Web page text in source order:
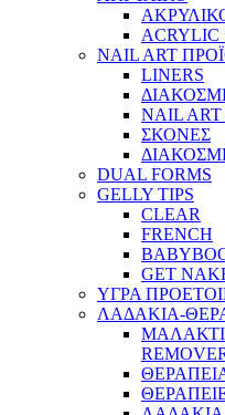
ACRYLIC
NAIL ART
LINERS
NAIL ART
ΣΚΟΝΕΣ
DUAL FORMS
GELLY TIPS
CLEAR
FRENCH
GET
ΥΓΡΑ
ΛΑΔΑΚΙΑ-